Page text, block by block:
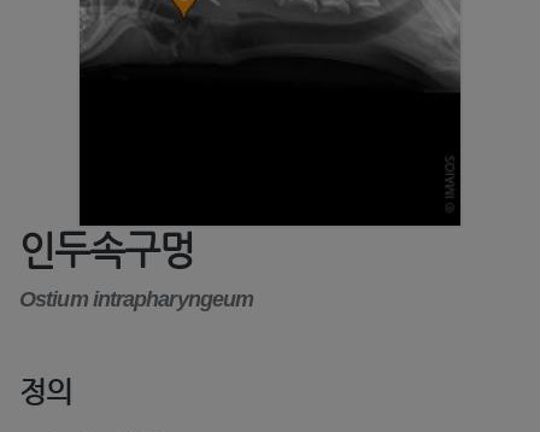
인두속구멍
Ostium intrapharyngeum
정의